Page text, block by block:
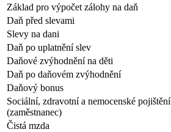
Základ pro výpočet zálohy na daň
Daň před slevami
Slevy na dani
Daň po uplatnění slev
Daňové zvýhodnění na děti
Daň po daňovém zvýhodnění
Daňový bonus
Sociální, zdravotní a nemocenské pojištění
(zaměstnanec)
Čistá mzda